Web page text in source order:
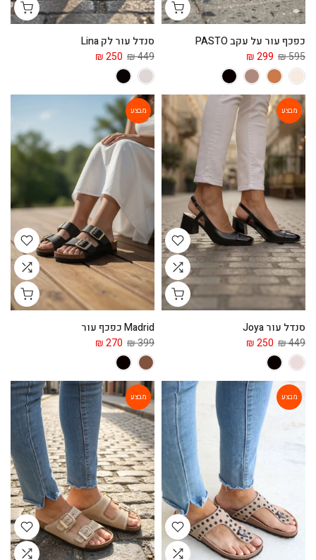
כפכף עור על עקב PASTO
595 ₪
299 ₪
סנדל עור לק Lina
449 ₪
250 ₪
מבצע
סנדל עור Joya
449 ₪
250 ₪
מבצע
Madrid כפכף עור
399 ₪
270 ₪
מבצע מבצע